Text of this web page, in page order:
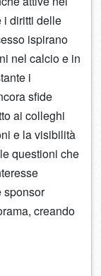
i diritti delle
ispirano
nel calcio e in
i
sfide
ai colleghi
e la visibilità
questioni che
sponsor
creando